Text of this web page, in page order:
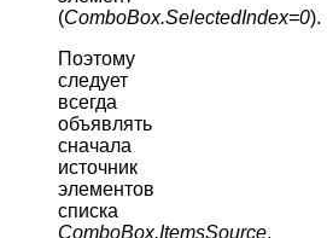
(ComboBox.SelectedIndex=0).
Поэтому
следует
всегда
объявлять
сначала
источник
элементов
списка
ComboBox.ItemsSource,